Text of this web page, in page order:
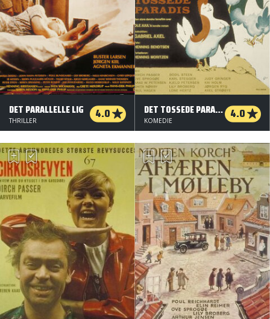
DET PARALLELLE LIG 4.0
THRILLER
DET TOSSEDE PARADIS 4.0
KOMEDIE